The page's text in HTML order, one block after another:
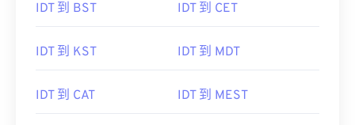
IDT 到 BST IDT 到 CET
IDT 到 KST IDT 到 MDT
IDT 到 CAT IDT 到 MEST